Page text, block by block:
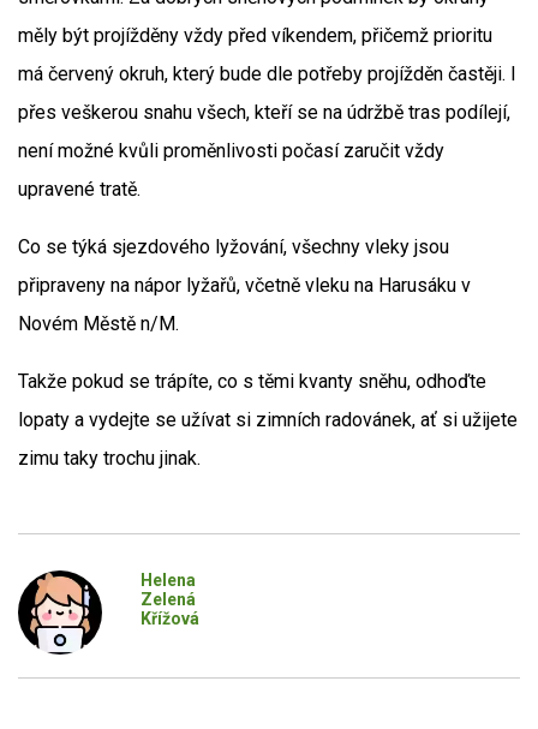
měly být projížděny vždy před víkendem, přičemž prioritu
má červený okruh, který bude dle potřeby projížděn častěji. I
přes veškerou snahu všech, kteří se na údržbě tras podílejí,
není možné kvůli proměnlivosti počasí zaručit vždy
upravené tratě.
Co se týká sjezdového lyžování, všechny vleky jsou
připraveny na nápor lyžařů, včetně vleku na Harusáku v
Novém Městě n/M.
Takže pokud se trápíte, co s těmi kvanty sněhu, odhoďte
lopaty a vydejte se užívat si zimních radovánek, ať si užijete
zimu taky trochu jinak.
Helena
Zelená
Křížová